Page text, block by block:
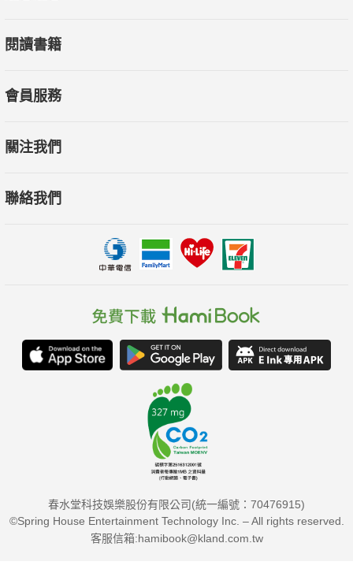
閱讀書籍
會員服務
關注我們
聯絡我們
春水堂科技娛樂股份有限公司(統一編號：70476915)
©Spring House Entertainment Technology Inc. – All rights reserved.
客服信箱:hamibook@kland.com.tw